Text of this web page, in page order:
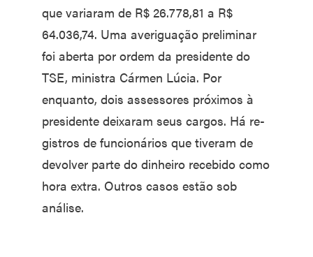
que va­riaram de R$ 26.778,81 a R$
64.036,74. Uma averiguação pre­liminar
foi aberta por ordem da presidente do
TSE, ministra Cármen Lúcia. Por
enquanto, dois assessores próximos à
presiden­te deixaram seus cargos. Há re­
gistros de funcionários que tive­ram de
devolver parte do dinhei­ro recebido como
hora extra. Ou­tros casos estão sob
análise.